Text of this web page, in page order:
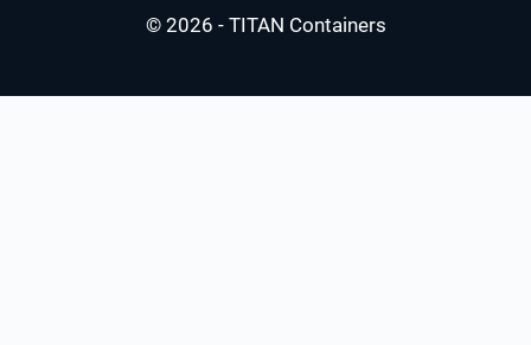
© 2026 - TITAN Containers